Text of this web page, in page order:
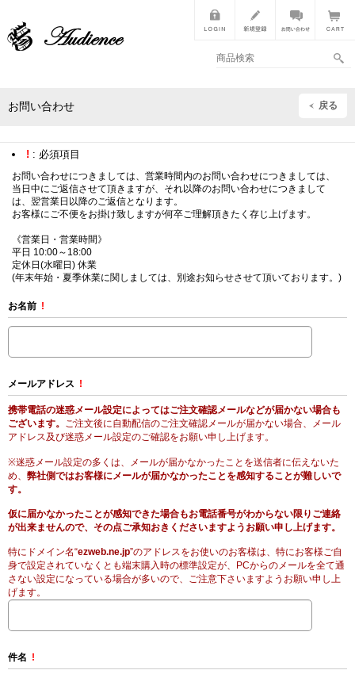
お問い合わせ 戻る
! : 必須項目
お問い合わせにつきましては、営業時間内のお問い合わせにつきましては、
当日中にご返信させて頂きますが、それ以降のお問い合わせにつきまして
は、翌営業日以降のご返信となります。
お客様にご不便をお掛け致しますが何卒ご理解頂きたく存じ上げます。
《営業日・営業時間》
平日 10:00～18:00
定休日(水曜日) 休業
(年末年始・夏季休業に関しましては、別途お知らせさせて頂いております。)
お名前 !
メールアドレス !
携帯電話の迷惑メール設定によってはご注文確認メールなどが届かない場合も
ございます。 ご注文後に自動配信のご注文確認メールが届かない場合、メール
アドレス及び迷惑メール設定のご確認をお願い申し上げます。
※迷惑メール設定の多くは、メールが届かなかったことを送信者に伝えないた
め、 弊社側ではお客様にメールが届かなかったことを感知することが難しいで
す。
仮に届かなかったことが感知できた場合もお電話番号がわからない限りご連絡
が出来ませんので、その点ご承知おきくださいますようお願い申し上げます。
特にドメイン名“ezweb.ne.jp”のアドレスをお使いのお客様は、特にお客様ご自
身で設定されていなくとも端末購入時の標準設定が、PCからのメールを全て通
さない設定になっている場合が多いので、ご注意下さいますようお願い申し上
げます。
件名 !